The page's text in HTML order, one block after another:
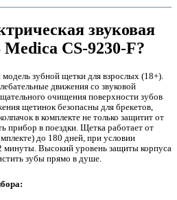
звуковая
CS-9230-F?
зубной щетки для взрослых (18+).
движения со звуковой
очищения поверхности зубов
щетинок безопасны для брекетов,
в комплекте не только защитит от
прибор в поездки. Щетка работает от
до 180 дней, при условии
минуты. Высокий уровень защиты корпуса
зубы прямо в душе.